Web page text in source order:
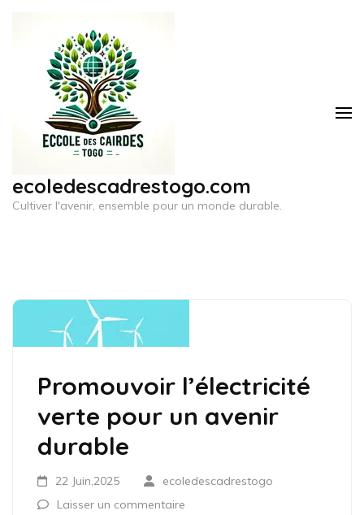
contenu
(Pressez
ecoledescadrestogo.com
Cultiver l'avenir, ensemble pour un monde durable.
Promouvoir l’électricité
verte pour un avenir
durable
22 Juin,2025
ecoledescadrestogo
Laisser un commentaire